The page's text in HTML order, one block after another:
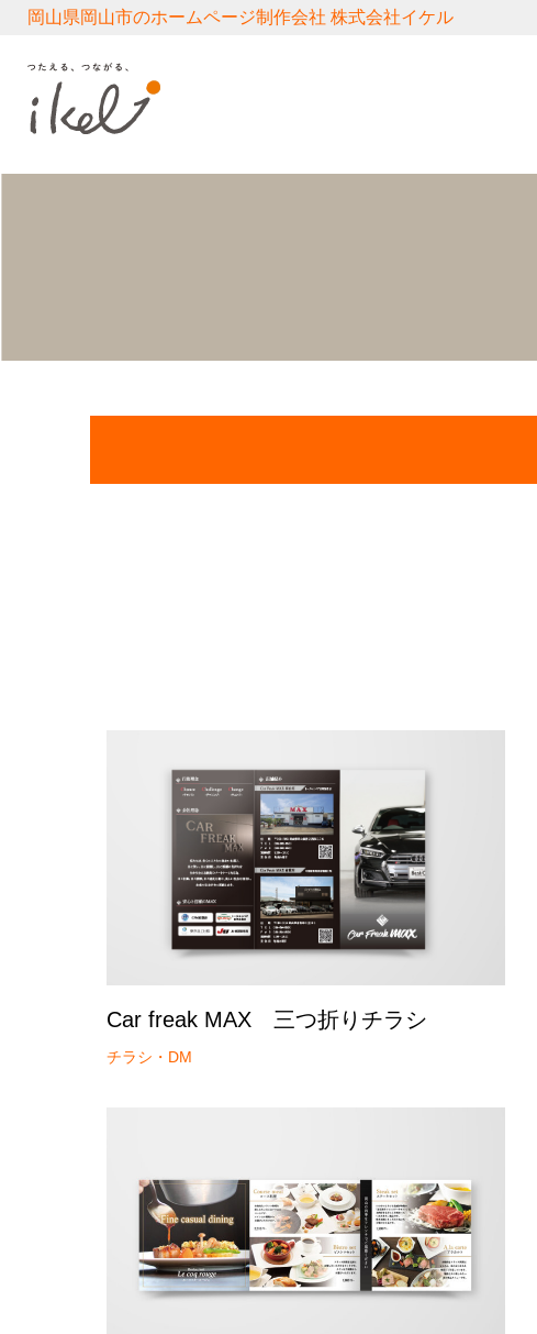
岡山県岡山市のホームページ制作会社 株式会社イケル
Car freak MAX 三つ折りチラシ
チラシ・DM